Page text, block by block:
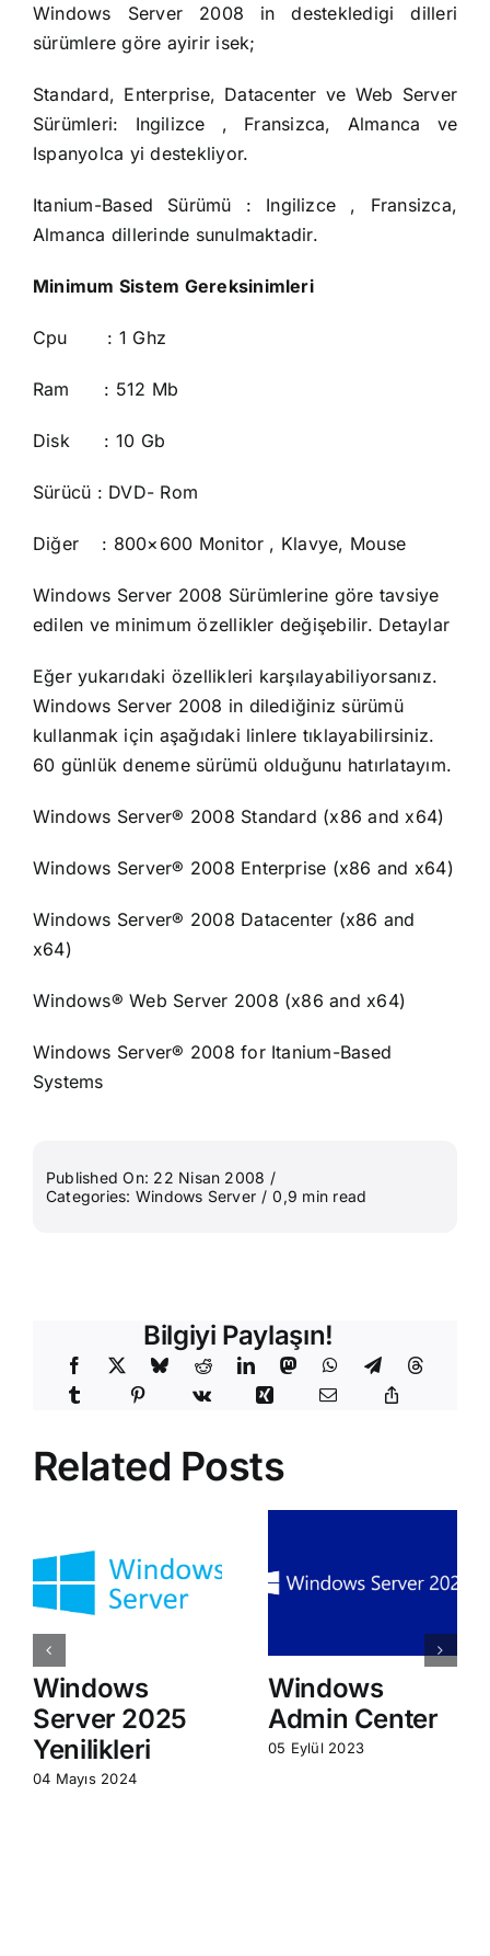
Windows Server 2008 in destekledigi dilleri
sürümlere göre ayirir isek;
Standard, Enterprise, Datacenter ve Web Server
Sürümleri: Ingilizce , Fransizca, Almanca ve
Ispanyolca yi destekliyor.
Itanium-Based Sürümü : Ingilizce , Fransizca,
Almanca dillerinde sunulmaktadir.
Minimum Sistem Gereksinimleri
Cpu : 1 Ghz
Ram : 512 Mb
Disk : 10 Gb
Sürücü : DVD- Rom
Diğer : 800×600 Monitor , Klavye, Mouse
Windows Server 2008 Sürümlerine göre tavsiye
edilen ve minimum özellikler değişebilir. Detaylar
Eğer yukarıdaki özellikleri karşılayabiliyorsanız.
Windows Server 2008 in dilediğiniz sürümü
kullanmak için aşağıdaki linlere tıklayabilirsiniz.
60 günlük deneme sürümü olduğunu hatırlatayım.
Windows Server® 2008 Standard (x86 and x64)
Windows Server® 2008 Enterprise (x86 and x64)
Windows Server® 2008 Datacenter (x86 and
x64)
Windows® Web Server 2008 (x86 and x64)
Windows Server® 2008 for Itanium-Based
Systems
Published On: 22 Nisan 2008 /
Categories: Windows Server / 0,9 min read
Bilgiyi Paylaşın!
Related Posts
Windows
Server 2025
Yenilikleri
04 Mayıs 2024
Windows
Admin Center
05 Eylül 2023